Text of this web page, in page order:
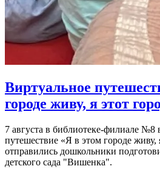
Виртуальное
городе живу, я этот
7 августа в библиотеке-филиале №8
путешествие «Я в этом городе живу,
отправились дошкольники
детского сада "Вишенка".